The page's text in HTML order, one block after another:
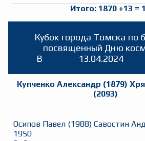
Итого: 1870 +13 =
Кубок города Томска по
посвященный Дню
B
13.04.2024
Купченко Александр (1879)
(2093)
Осипов Павел (1988) Савостин
1950